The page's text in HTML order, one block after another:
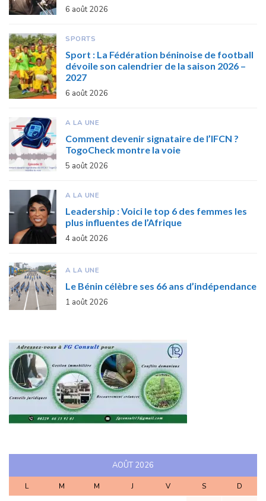
6 août 2026
SPORTS
Sport : La Fédération béninoise de football
dévoile son calendrier de la saison 2026 –
2027
6 août 2026
A LA UNE
Comment devenir signataire de l’IFCN ?
TogoCheck montre la voie
5 août 2026
A LA UNE
Leadership : Voici le top 6 des femmes les
plus influentes de l’Afrique
4 août 2026
A LA UNE
Le Bénin célèbre ses 66 ans d’indépendance
1 août 2026
AOÛT 2026
L M M J V S D